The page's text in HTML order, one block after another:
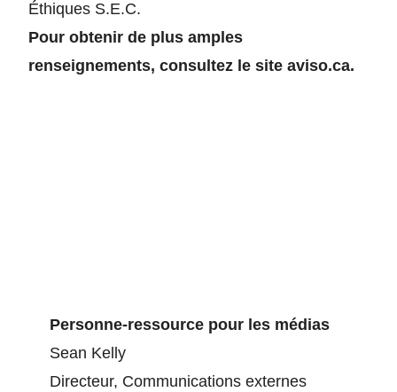
Éthiques S.E.C.
Pour obtenir de plus amples
renseignements, consultez le site aviso.ca.
Personne-ressource pour les médias
Sean Kelly
Directeur, Communications externes